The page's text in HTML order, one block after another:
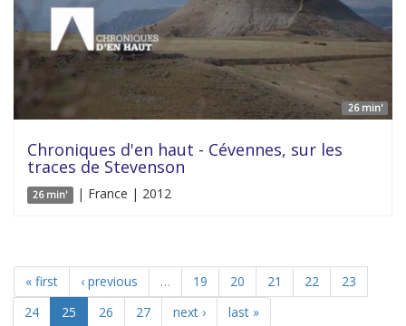
26 min'
Chroniques d'en haut - Cévennes, sur les
traces de Stevenson
26 min' | France | 2012
« first ‹ previous … 19 20 21 22
23
24
25 26 27 next › last »